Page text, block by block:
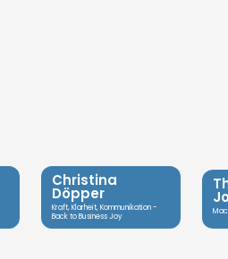
Christina
Döpper
Kraft, Klarheit, Kommunikation -
Back to Business Joy